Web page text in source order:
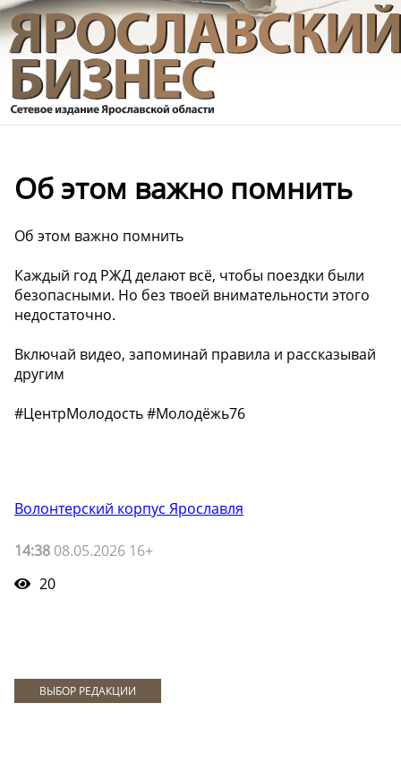
️Об этом важно помнить
️Об этом важно помнить
Каждый год РЖД делают всё, чтобы поездки были
безопасными. Но без твоей внимательности этого
недостаточно.
Включай видео, запоминай правила и рассказывай
другим
#ЦентрМолодость #Молодёжь76
Волонтерский корпус Ярославля
14:38 08.05.2026 16+
20
ВЫБОР РЕДАКЦИИ